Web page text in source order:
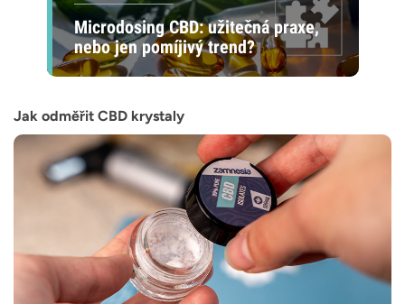
Microdosing CBD: užitečná praxe,
nebo jen pomíjivý trend?
Jak odměřit CBD krystaly